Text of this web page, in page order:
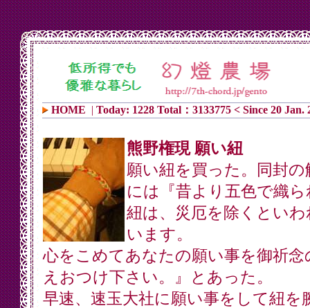
HOME | Today: 1228 Total：3133775 < Since 20 Jan.
熊野権現 願い紐
願い紐を買った。同封の
には『昔より五色で織ら
紐は、災厄を除くといわ
います。
心をこめてあなたの願い事を御祈念
えおつけ下さい。』とあった。
早速、速玉大社に願い事をして紐を